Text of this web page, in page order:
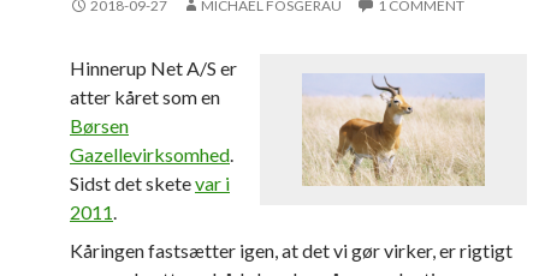
2018-09-27 MICHAEL FOSGERAU 1 COMMENT
Hinnerup Net A/S er
atter kåret som en
Børsen
Gazellevirksomhed.
Sidst det sketevar i
2011.
Kåringen fastsætter igen, at det vi gør virker, er rigtigt